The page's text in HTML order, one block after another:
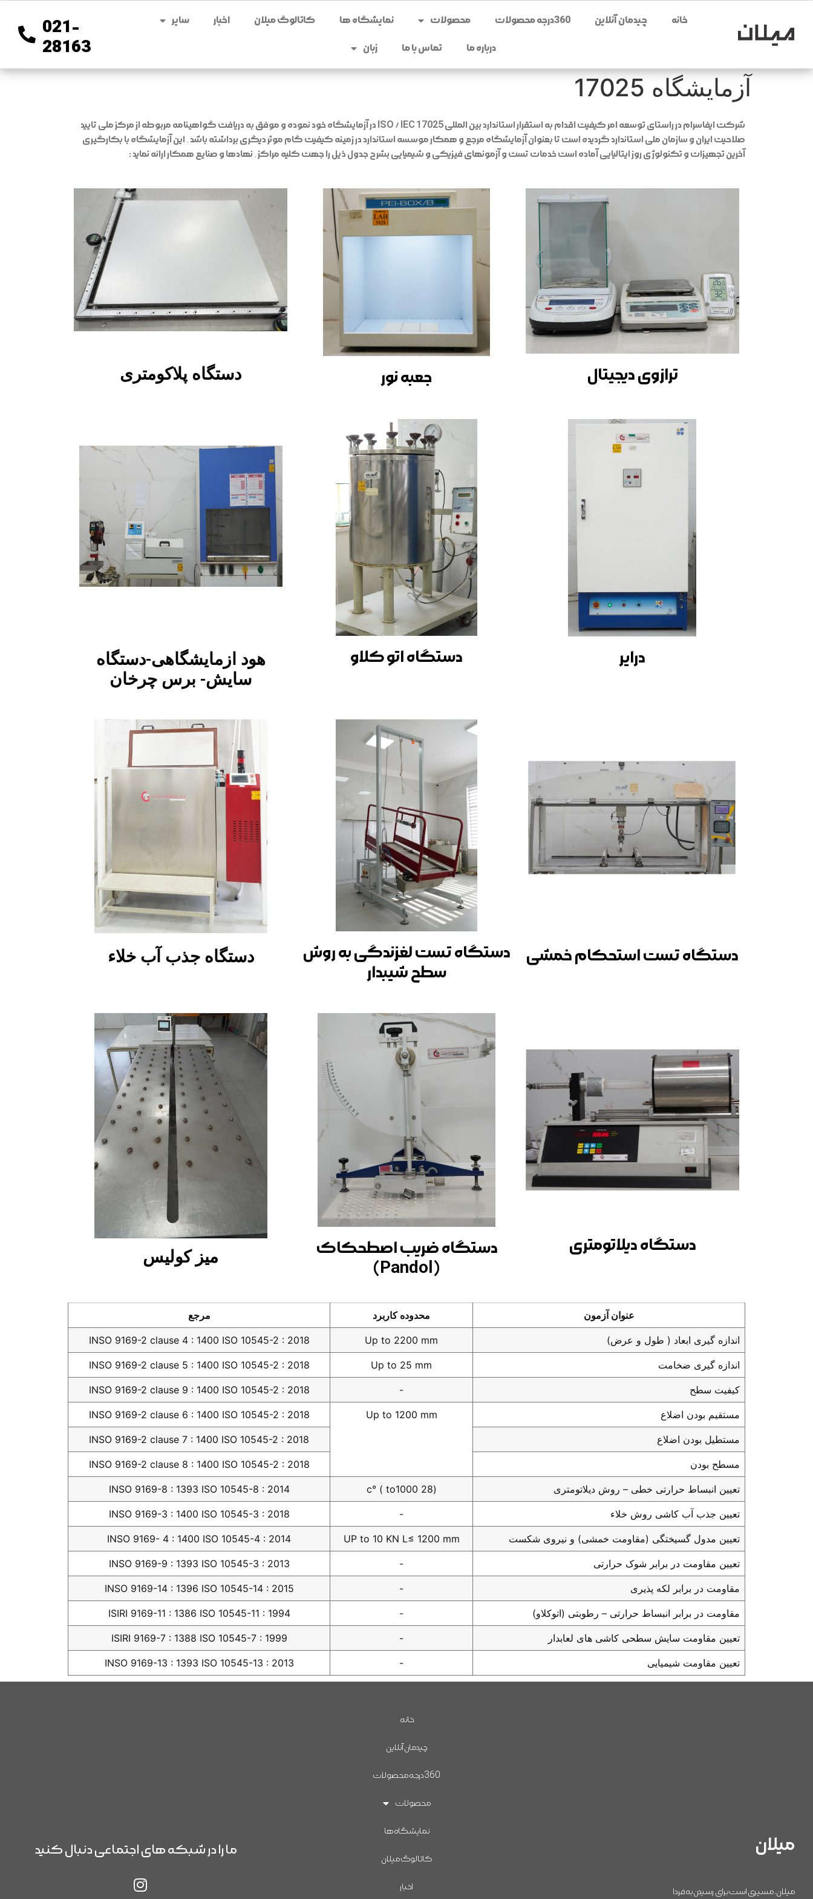
خانه چیدمان آنلاین 360درجه محصولات محصولات نمایشگاه ها کاتالوگ میلان اخبار سایر
درباره ما تماس با ما زبان
021-
28163
آزمایشگاه 17025
شرکت ایفاسرام در راستای توسعه امر کیفیت اقدام به استقرار استاندارد بین المللی ISO / IEC 17025 در آزمایشگاه خود نموده و موفق به دریافت گواهینامه مربوطه از مرکز ملی تایید
صلاحیت ایران و سازمان ملی استاندارد گردیده است تا بعنوان آزمایشگاه مرجع و همکار موسسه استاندارد در زمینه کیفیت گام موثر دیگری برداشته باشد , این آزمایشگاه با بکارگیری
آخرین تجهیزات و تکنولوژی روز ایتالیایی آماده است خدمات تست و آزمونهای فیزیکی و شیمیایی بشرح جدول ذیل را جهت کلیه مراکز , نهادها و صنایع همکار ارائه نماید :
ترازوی دیجیتال جعبه نور دستگاه پلاکومتری
درایر دستگاه اتو کلاو
هود ازمایشگاهی-دستگاه
سایش- برس چرخان
دستگاه تست استحکام خمشی
دستگاه تست لغزندگی به روش
سطح شیبدار
دستگاه جذب آب خلاء
دستگاه دیلاتومتری
دستگاه ضریب اصطحکاک
(Pandol)
میز کولیس
عنوان آزمون محدوده کاربرد مرجع
اندازه گیری ابعاد ( طول و عرض) Up to 2200 mm
INSO 9169-2 clause 4 : 1400 ISO 10545-2 : 2018
اندازه گیری ضخامت Up to 25 mm
INSO 9169-2 clause 5 : 1400 ISO 10545-2 : 2018
کیفیت سطح -
INSO 9169-2 clause 9 : 1400 ISO 10545-2 : 2018
مستقیم بودن اضلاع Up to 1200 mm
INSO 9169-2 clause 6 : 1400 ISO 10545-2 : 2018
مستطیل بودن اضلاع INSO 9169-2 clause 7 : 1400 ISO 10545-2 : 2018
مسطح بودن INSO 9169-2 clause 8 : 1400 ISO 10545-2 : 2018
تعیین انبساط حرارتی خطی – روش دیلاتومتری (28 to1000 ) °c
INSO 9169-8 : 1393 ISO 10545-8 : 2014
تعیین جذب آب کاشی روش خلاء -
INSO 9169-3 : 1400 ISO 10545-3 : 2018
تعیین مدول گسیختگی (مقاومت خمشی) و نیروی شکست UP to 10 KN L≤ 1200 mm
INSO 9169- 4 : 1400 ISO 10545-4 : 2014
تعیین مقاومت در برابر شوک حرارتی -
INSO 9169-9 : 1393 ISO 10545-3 : 2013
مقاومت در برابر لکه پذیری -
INSO 9169-14 : 1396 ISO 10545-14 : 2015
مقاومت در برابر انبساط حرارتی – رطوبتی (اتوکلاو) -
ISIRI 9169-11 : 1386 ISO 10545-11 : 1994
تعیین مقاومت سایش سطحی کاشی های لعابدار -
ISIRI 9169-7 : 1388 ISO 10545-7 : 1999
تعیین مقاومت شیمیایی -
INSO 9169-13 : 1393 ISO 10545-13 : 2013
میلان
میلان، مسیری است برای رسیدن به فردا
خانه
چیدمان آنلاین
360درجه محصولات
محصولات
نمایشگاه ها
کاتالوگ میلان
اخبار
ما را در شبکه های اجتماعی دنبال کنید